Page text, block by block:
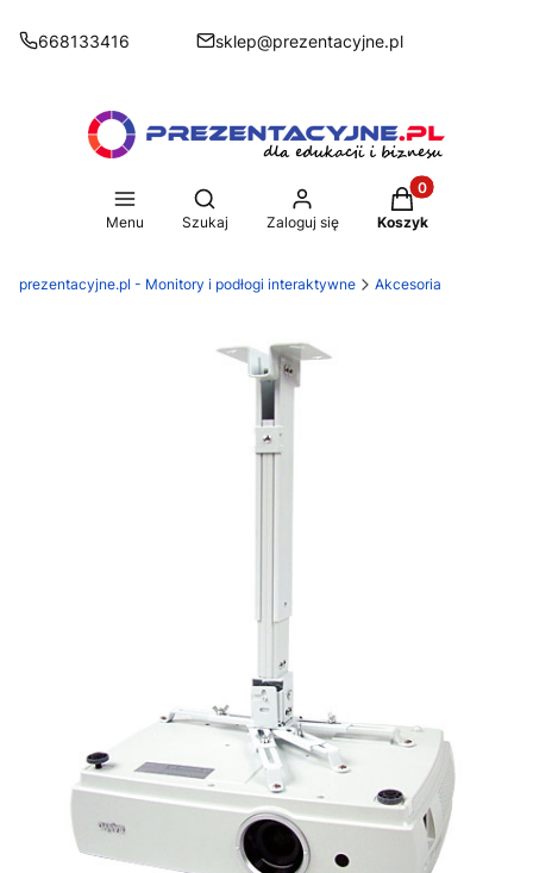
668133416 sklep@prezentacyjne.pl
Menu
Otwórz wyszukiwarkę
Szukaj Zaloguj się
Produkty w
Koszyk
prezentacyjne.pl - Monitory i podłogi interaktywne Akcesoria